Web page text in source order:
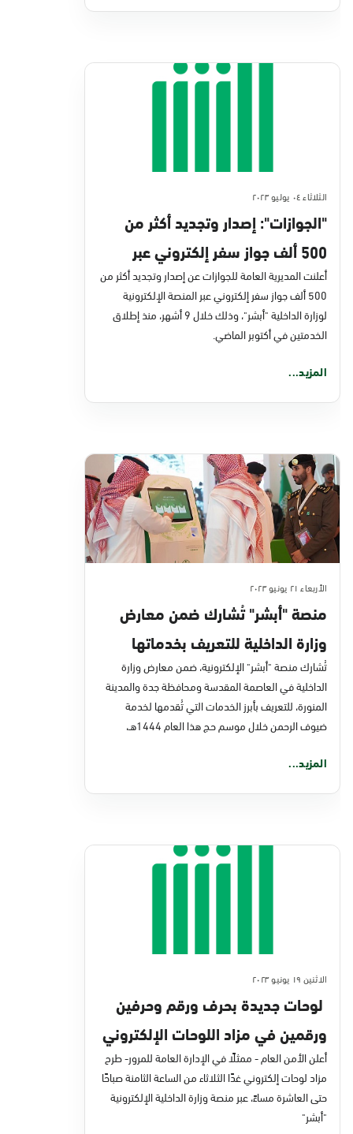
الثلاثاء ٠٤ يوليو ٢٠٢٣
"الجوازات": إصدار وتجديد أكثر من
500 ألف جواز سفر إلكتروني عبر
"أبشر"
أعلنت المديرية العامة للجوازات عن إصدار وتجديد أكثر من
500 ألف جواز سفر إلكتروني عبر المنصة الإلكترونية
لوزارة الداخلية "أبشر"، وذلك خلال 9 أشهر، منذ إطلاق
الخدمتين في أكتوبر الماضي.
المزيد...
الأربعاء ٢١ يونيو ٢٠٢٣
منصة "أبشر" تُشارك ضمن معارض
وزارة الداخلية للتعريف بخدماتها
الإلكترونية لضيوف الرحمن
تُشارك منصة "أبشر" الإلكترونية، ضمن معارض وزارة
الداخلية في العاصمة المقدسة ومحافظة جدة والمدينة
المنورة، للتعريف بأبرز الخدمات التي تُقدمها لخدمة
ضيوف الرحمن خلال موسم حج هذا العام 1444هـ،
المزيد...
الاثنين ١٩ يونيو ٢٠٢٣
لوحات جديدة بحرف ورقم وحرفين
ورقمين في مزاد اللوحات الإلكتروني
أعلن الأمن العام - ممثلًا في الإدارة العامة للمرور- طرح
مزاد لوحات إلكتروني غدًا الثلاثاء من الساعة الثامنة صباحًا
حتى العاشرة مساءً، عبر منصة وزارة الداخلية الإلكترونية
"أبشر"